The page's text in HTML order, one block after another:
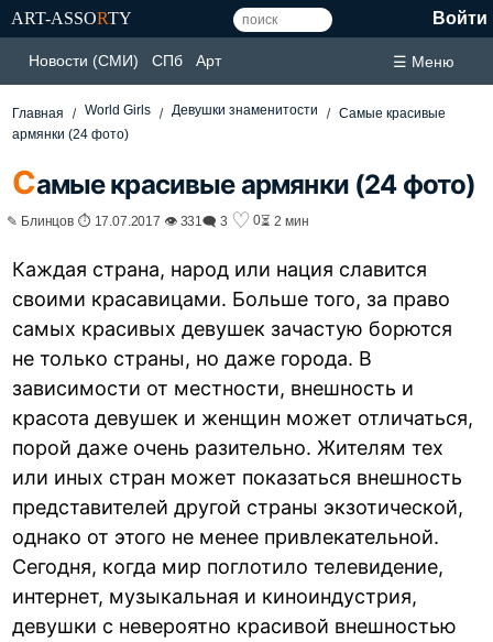
ART-ASSORTY Войти
Новости (СМИ) СПб Арт ☰ Меню
Главная World Girls Девушки знаменитости
Самые красивые
армянки (24 фото)
Самые красивые армянки (24 фото)
✎ Блинцов ⏱ 17.07.2017 👁 331🗨 3 ♡ 0⏳ 2 мин
Каждая страна, народ или нация славится
своими красавицами. Больше того, за право
самых красивых девушек зачастую борются
не только страны, но даже города. В
зависимости от местности, внешность и
красота девушек и женщин может отличаться,
порой даже очень разительно. Жителям тех
или иных стран может показаться внешность
представителей другой страны экзотической,
однако от этого не менее привлекательной.
Сегодня, когда мир поглотило телевидение,
интернет, музыкальная и киноиндустрия,
девушки с невероятно красивой внешностью